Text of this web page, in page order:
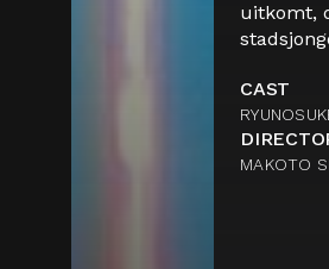
uitkomt,
CAST
MAKOTO